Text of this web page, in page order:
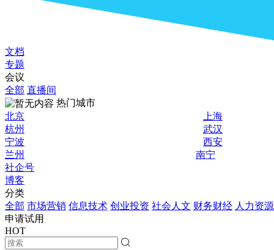
文档
专题
会议
全部 直播间
热门城市
北京
上海
杭州
武汉
宁波
西安
兰州
南宁
社企号
博客
分类
全部 市场营销 信息技术 创业投资 社会人文 财务财经 人力资源
申请试用
HOT